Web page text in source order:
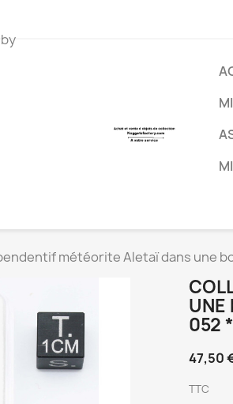
météorite Aletaï dans une
UNE
052
47,50
TTC